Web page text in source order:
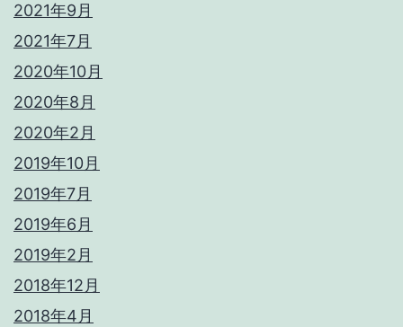
2021年9月
2021年7月
2020年10月
2020年8月
2020年2月
2019年10月
2019年7月
2019年6月
2019年2月
2018年12月
2018年4月